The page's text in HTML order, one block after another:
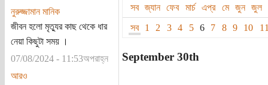
নুরুজ্জামান মানিক
জীবন হলো মৃত্যুর কাছ থেকে ধার
নেয়া কিছুটা সময় ।
07/08/2024 - 11:53অপরাহ্ন
আরও
সব
জ্যান ফেব মার্চ এপ্র মে জুন
জুল
সব
1 2 3 4 5 6 7 8 9 10
September 30th